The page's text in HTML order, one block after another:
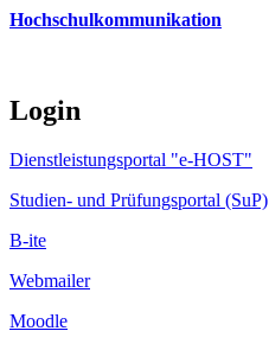
Hochschulkommunikation
Login
Dienstleistungsportal "e-HOST"
Studien- und Prüfungsportal (SuP)
B-ite
Webmailer
Moodle